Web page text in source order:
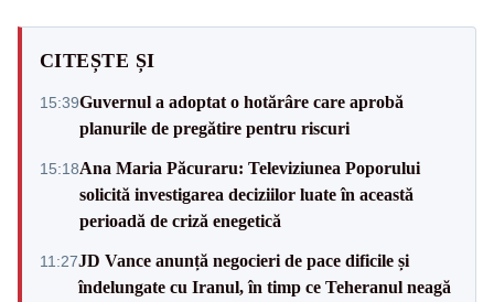
CITEȘTE ȘI
15:39Guvernul a adoptat o hotărâre care aprobă
planurile de pregătire pentru riscuri
15:18Ana Maria Păcuraru: Televiziunea Poporului
solicită investigarea deciziilor luate în această
perioadă de criză enegetică
11:27JD Vance anunță negocieri de pace dificile și
îndelungate cu Iranul, în timp ce Teheranul neagă